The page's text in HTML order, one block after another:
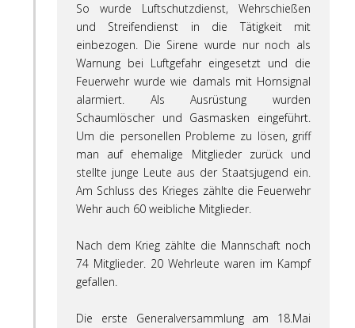
So wurde Luftschutzdienst, Wehrschießen
und Streifendienst in die Tätigkeit mit
einbezogen. Die Sirene wurde nur noch als
Warnung bei Luftgefahr eingesetzt und die
Feuerwehr wurde wie damals mit Hornsignal
alarmiert. Als Ausrüstung wurden
Schaumlöscher und Gasmasken eingeführt.
Um die personellen Probleme zu lösen, griff
man auf ehemalige Mitglieder zurück und
stellte junge Leute aus der Staatsjugend ein.
Am Schluss des Krieges zählte die Feuerwehr
Wehr auch 60 weibliche Mitglieder.
Nach dem Krieg zählte die Mannschaft noch
74 Mitglieder. 20 Wehrleute waren im Kampf
gefallen.
Die erste Generalversammlung am 18.Mai